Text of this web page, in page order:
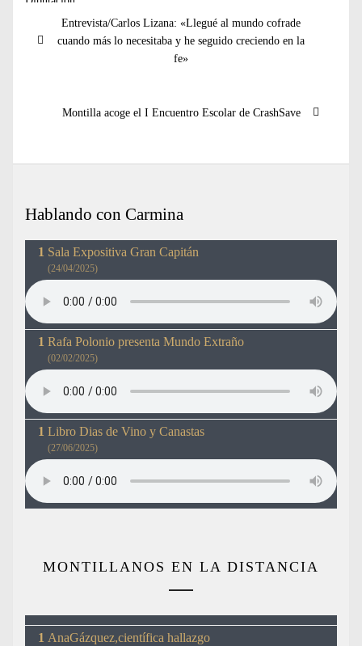
de
Entrada
anterior:
Entrevista/Carlos Lizana: «Llegué al mundo cofrade
cuando más lo necesitaba y he seguido creciendo en la
fe»
Entrada
Montilla acoge el I Encuentro Escolar de CrashSave
Hablando con Carmina
Sala Expositiva Gran Capitán
(24/04/2025)
Rafa Polonio presenta Mundo Extraño
(02/02/2025)
Libro Dias de Vino y Canastas
(27/06/2025)
MONTILLANOS EN LA DISTANCIA
AnaGázquez,científica hallazgo